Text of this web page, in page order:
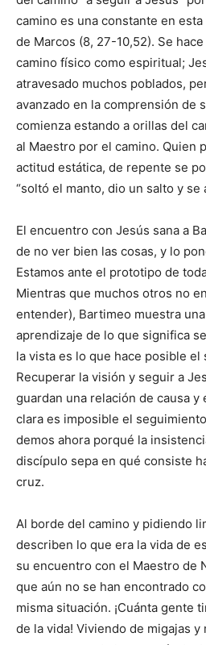
camino es una constante en
de Marcos (8, 27-10,52). Se
camino físico como espiritual;
atravesado muchos poblados,
avanzado en la comprensión de
comienza estando a orillas del
al Maestro por el camino. Quien
actitud estática, de repente se
“soltó el manto, dio un salto y se
El encuentro con Jesús sana a
de no ver bien las cosas, y lo
Estamos ante el prototipo de
Mientras que muchos otros no
entender), Bartimeo muestra
aprendizaje de lo que significa
la vista es lo que hace posible
Recuperar la visión y seguir a
guardan una relación de causa y
clara es imposible el
demos ahora porqué la
discípulo sepa en qué consiste
cruz.
Al borde del camino y pidiendo
describen lo que era la vida de
su encuentro con el Maestro de
que aún no se han encontrado
misma situación. ¡Cuánta gente
de la vida! Vi­viendo de migajas y